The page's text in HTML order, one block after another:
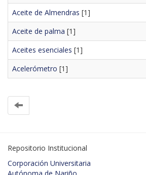
Aceite de Almendras [1]
Aceite de palma [1]
Aceites esenciales [1]
Acelerómetro [1]
Repositorio Institucional
Corporación Universitaria